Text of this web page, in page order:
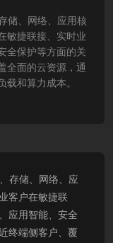
储、网络、应用核
敏捷联接、实时业
全保护等方面的关
全面的云资源，通
和算力成本。
存储、网络、应
客户在敏捷联
应用智能、安全
终端侧客户、覆